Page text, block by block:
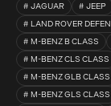
JAGUAR
JEEP
LAND ROVER
M-BENZ B CLASS
M-BENZ CLS CLASS
M-BENZ GLB CLASS
M-BENZ GLS CLASS